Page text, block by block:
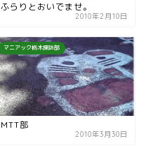
ふらりとおいでませ。
2010年2月10日
マニアック栃木探訪部
MTT部
2010年3月30日